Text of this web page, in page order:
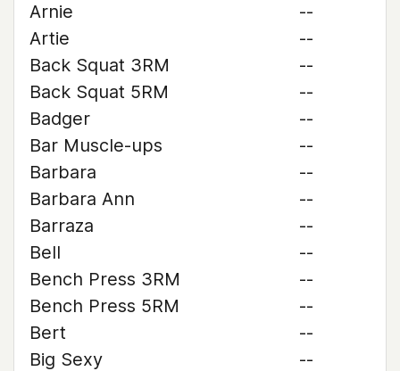
Arnie
--
Artie
--
Back Squat 3RM
--
Back Squat 5RM
--
Badger
--
Bar Muscle-ups
--
Barbara
--
Barbara Ann
--
Barraza
--
Bell
--
Bench Press 3RM
--
Bench Press 5RM
--
Bert
--
Big Sexy
--